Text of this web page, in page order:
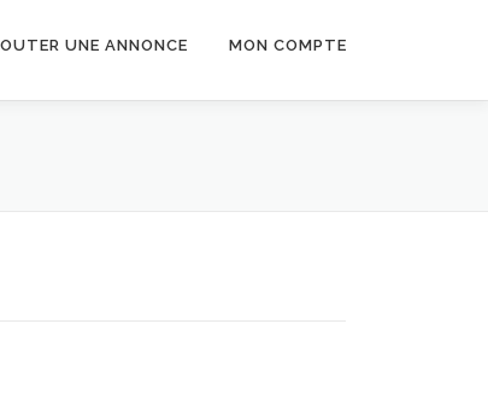
UNE ANNONCE MON COMPTE